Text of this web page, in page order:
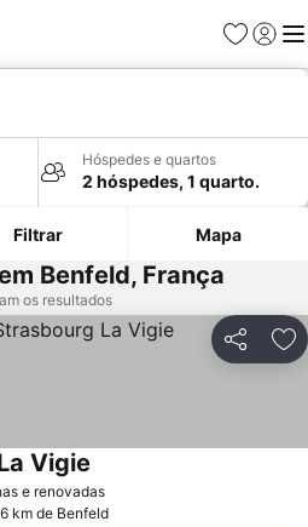
Favoritos
Iniciar
Hóspedes e quartos
2 hóspedes, 1 quarto.
Filtrar Mapa
Benfeld, França
os resultados
Partilhar
e renovadas
Vigie
km de Benfeld